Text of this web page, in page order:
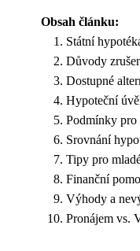
Obsah článku:
Státní
Důvody
Dostupné
Hypoteční
Podmínky
Srovnání
Tipy pro
Finanční
Výhody a
Pronájem vs.